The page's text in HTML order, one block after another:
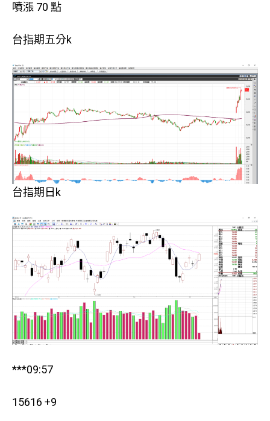
噴漲 70 點
台指期五分k
台指期日k
***09:57
15616 +9